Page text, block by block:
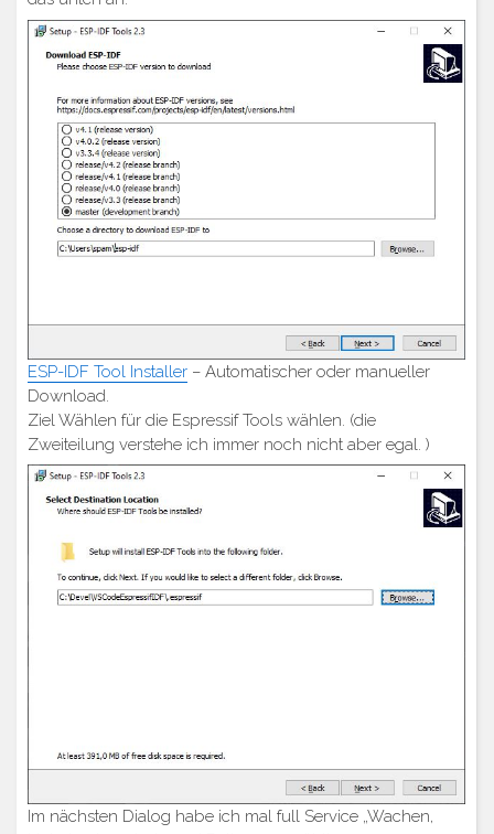
ESP-IDF Tool Installer – Automatischer oder manueller
Download.
Ziel Wählen für die Espressif Tools wählen. (die
Zweiteilung verstehe ich immer noch nicht aber egal. )
Im nächsten Dialog habe ich mal full Service „Wachen,